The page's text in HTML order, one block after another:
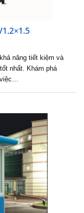
năng tiết kiệm và
nhất. Khám phá